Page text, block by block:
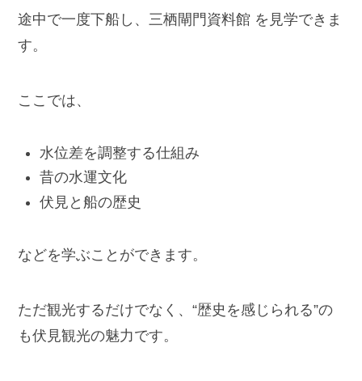
途中で一度下船し、三栖閘門資料館 を見学できま
す。
ここでは、
水位差を調整する仕組み
昔の水運文化
伏見と船の歴史
などを学ぶことができます。
ただ観光するだけでなく、“歴史を感じられる”の
も伏見観光の魅力です。